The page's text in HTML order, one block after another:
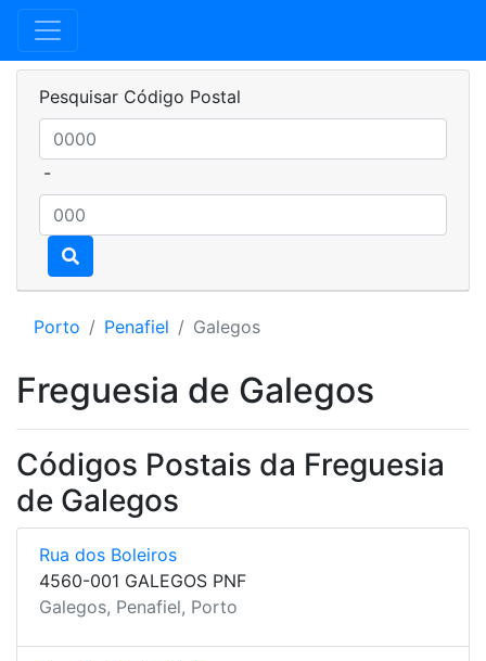
Pesquisar Código Postal
-
Porto Penafiel Galegos
Freguesia de Galegos
Códigos Postais da Freguesia
de Galegos
Rua dos Boleiros
4560-001 GALEGOS PNF
Galegos, Penafiel, Porto